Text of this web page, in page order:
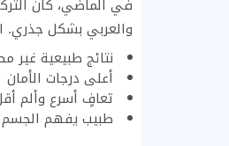
في الماضي، كان
والعربي بشكل جذري.
نتائج طبيعية غير
أعلى درجات الأمان
تعافٍ أسرع وألم
طبيب يفهم